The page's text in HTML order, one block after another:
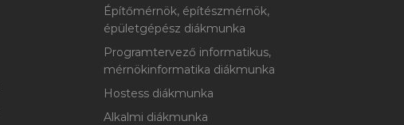
Építőmérnök, építészmérnök,
épületgépész diákmunka
Programtervező informatikus,
mérnökinformatika diákmunka
Hostess diákmunka
Alkalmi diákmunka